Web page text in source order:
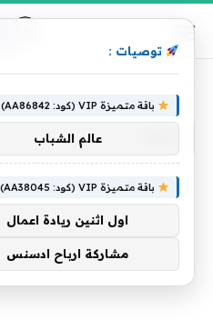
توصيات :
باقة متميزة VIP (كود: AA86842):
عالم الشباب
باقة متميزة VIP (كود: AA38045):
اول اثنين ريادة اعمال
مشاركة ارباح ادسنس